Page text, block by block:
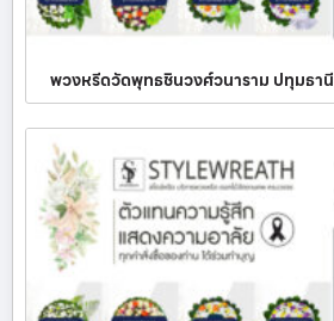
พวงหรีดวัดพุทธชินวงศ์วนาราม ปทุมธานี